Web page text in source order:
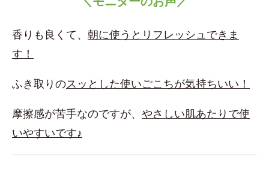
香りも良くて、 朝に使うとリフレッシュできま
す！
ふき取りのスッとした使いごこちが気持ちいい！
摩擦感が苦手なのですが、 やさしい肌あたりで使
いやすいです♪